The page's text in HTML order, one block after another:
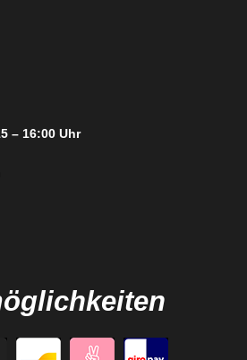
– 16:00 Uhr